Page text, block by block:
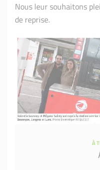
Nous leur souhaitons
de reprise.
À